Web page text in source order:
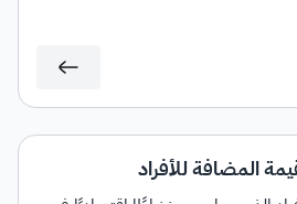
المضافة للأفراد